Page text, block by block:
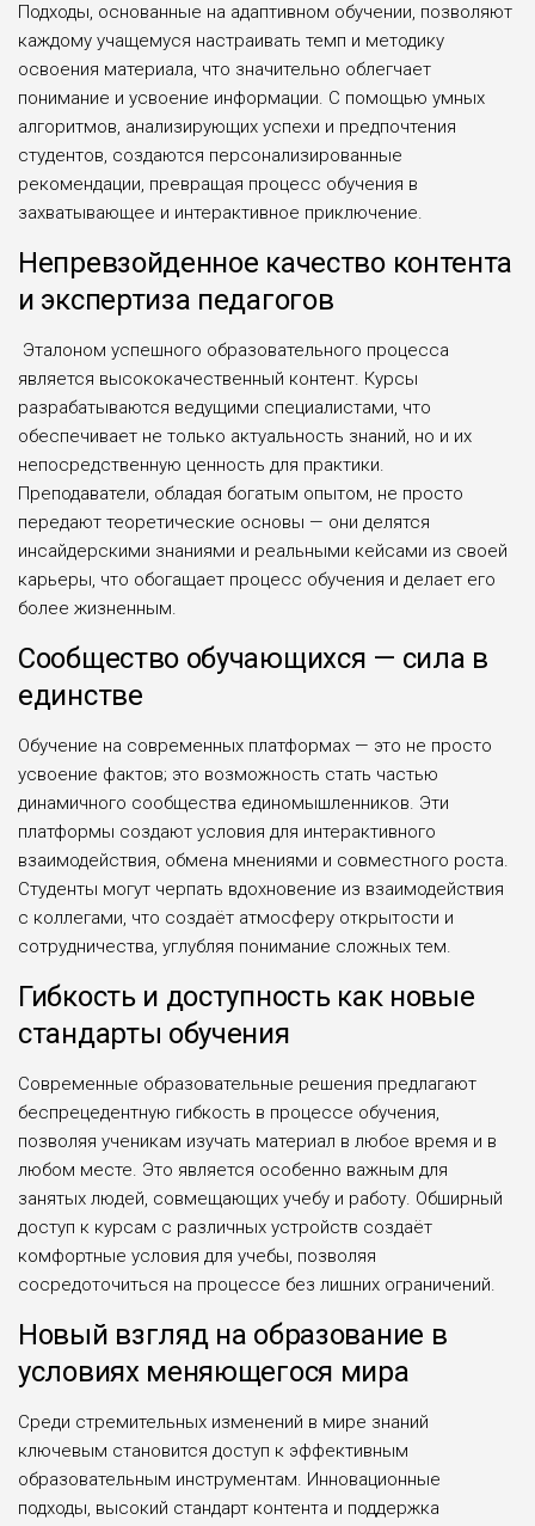
Подходы, основанные на адаптивном обучении, позволяют
каждому учащемуся настраивать темп и методику
освоения материала, что значительно облегчает
понимание и усвоение информации. С помощью умных
алгоритмов, анализирующих успехи и предпочтения
студентов, создаются персонализированные
рекомендации, превращая процесс обучения в
захватывающее и интерактивное приключение.
Непревзойденное качество контента
и экспертиза педагогов
Эталоном успешного образовательного процесса
является высококачественный контент. Курсы
разрабатываются ведущими специалистами, что
обеспечивает не только актуальность знаний, но и их
непосредственную ценность для практики.
Преподаватели, обладая богатым опытом, не просто
передают теоретические основы — они делятся
инсайдерскими знаниями и реальными кейсами из своей
карьеры, что обогащает процесс обучения и делает его
более жизненным.
Сообщество обучающихся — сила в
единстве
Обучение на современных платформах — это не просто
усвоение фактов; это возможность стать частью
динамичного сообщества единомышленников. Эти
платформы создают условия для интерактивного
взаимодействия, обмена мнениями и совместного роста.
Студенты могут черпать вдохновение из взаимодействия
с коллегами, что создаёт атмосферу открытости и
сотрудничества, углубляя понимание сложных тем.
Гибкость и доступность как новые
стандарты обучения
Современные образовательные решения предлагают
беспрецедентную гибкость в процессе обучения,
позволяя ученикам изучать материал в любое время и в
любом месте. Это является особенно важным для
занятых людей, совмещающих учебу и работу. Обширный
доступ к курсам с различных устройств создаёт
комфортные условия для учебы, позволяя
сосредоточиться на процессе без лишних ограничений.
Новый взгляд на образование в
условиях меняющегося мира
Среди стремительных изменений в мире знаний
ключевым становится доступ к эффективным
образовательным инструментам. Инновационные
подходы, высокий стандарт контента и поддержка